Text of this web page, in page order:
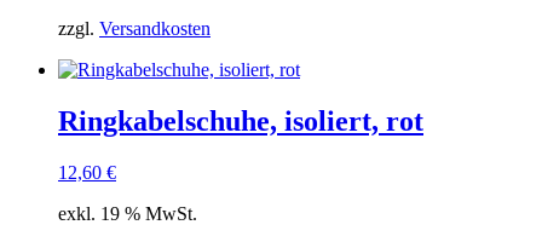
zzgl. Versandkosten
Ringkabelschuhe, isoliert, rot
12,60 €
exkl. 19 % MwSt.